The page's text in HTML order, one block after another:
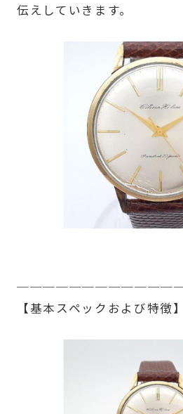
伝えしていきます。
【基本スペックおよび特徴】